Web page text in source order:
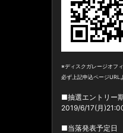
※ディスクガレージオフ
必ず上記申込ページURL
■抽選エントリー
2019/6/17(月
■当落発表予定日